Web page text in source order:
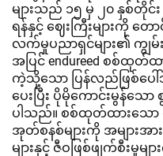
များသည် ၁၅ မှ ၂၀ နှစ်တိုင်
ရန်နှင့် ဈေးကြီးများကို တ
လက်မှုပညာရှင်များ၏ ကျွ
အပြင် endureed စစ်ထု
ကဲ့သို့သော ပြန်လည်ဖြစ်ပေ
ပေးပြီး ပိုမိုကောင်းမွန်သေ
ပါသည်။ စစ်ထုတ်ထားသော
အုတ်စနစ်များကို အများအာ
များနှင့် ဇီဝဖြစ်ဖျက်စီးမှု